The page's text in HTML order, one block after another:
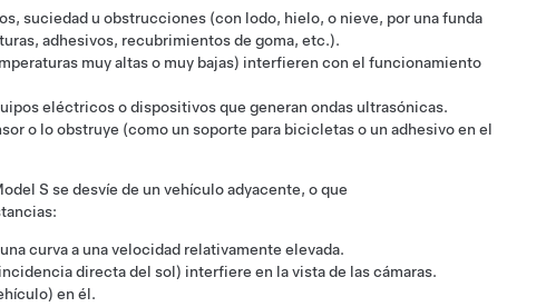
suciedad u obstrucciones (con lodo, hielo, o nieve, por una funda
adhesivos, recubrimientos de goma, etc.).
muy altas o muy bajas) interfieren con el funcionamiento
eléctricos o dispositivos que generan ondas ultrasónicas.
o lo obstruye (como un soporte para bicicletas o un adhesivo en el
S se desvíe de un vehículo adyacente, o que
curva a una velocidad relativamente elevada.
directa del sol) interfiere en la vista de las cámaras.
en él.